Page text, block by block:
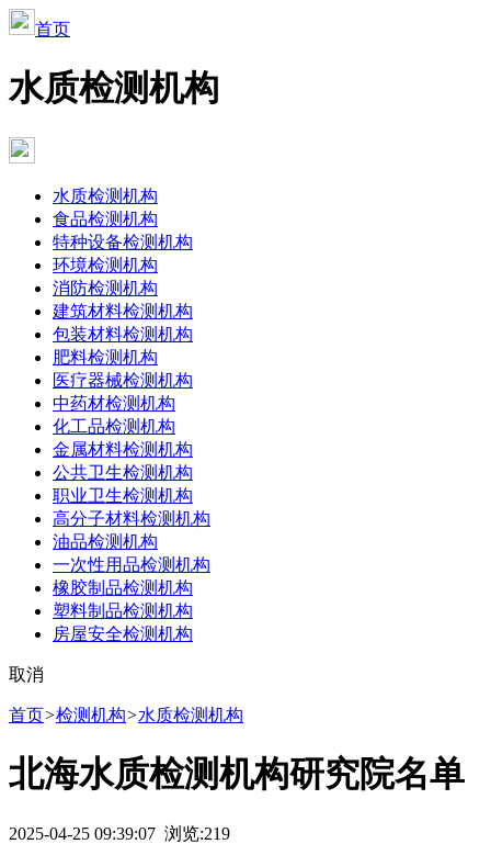
首页
水质检测机构
水质检测机构
食品检测机构
特种设备检测机构
环境检测机构
消防检测机构
建筑材料检测机构
包装材料检测机构
肥料检测机构
医疗器械检测机构
中药材检测机构
化工品检测机构
金属材料检测机构
公共卫生检测机构
职业卫生检测机构
高分子材料检测机构
油品检测机构
一次性用品检测机构
橡胶制品检测机构
塑料制品检测机构
房屋安全检测机构
取消
首页>检测机构>水质检测机构
北海水质检测机构研究院名单
2025-04-25 09:39:07 浏览:219